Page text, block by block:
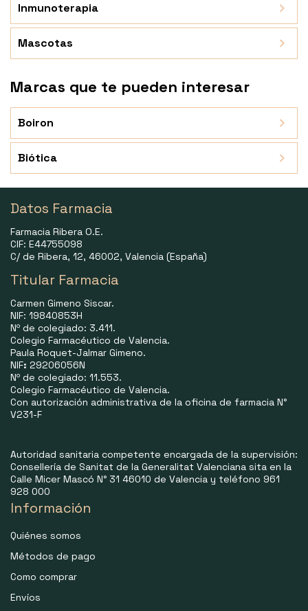
Inmunoterapia
Mascotas
Marcas que te pueden interesar
Boiron
Biótica
Datos Farmacia
Farmacia Ribera O.E.
CIF: E44755098
C/ de Ribera, 12, 46002, Valencia (España)
Titular Farmacia
Carmen Gimeno Siscar.
NIF: 19840853H
Nº de colegiado: 3.411.
Colegio Farmacéutico de Valencia.
Paula Roquet-Jalmar Gimeno.
NIF: 29206056N
Nº de colegiado: 11.553.
Colegio Farmacéutico de Valencia.
Con autorización administrativa de la oficina de farmacia N°
V231-F
Autoridad sanitaria competente encargada de la supervisión:
Consellería de Sanitat de la Generalitat Valenciana sita en la
Calle Micer Mascó N° 31 46010 de Valencia y teléfono 961
928 000
Información
Quiénes somos
Métodos de pago
Como comprar
Envíos